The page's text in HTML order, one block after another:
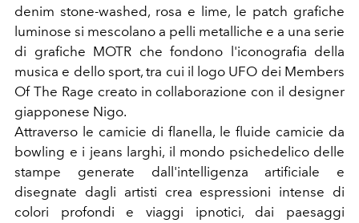
denim stone-washed, rosa e lime, le patch grafiche
luminose si mescolano a pelli metalliche e a una serie
di grafiche MOTR che fondono l'iconografia della
musica e dello sport, tra cui il logo UFO dei Members
Of The Rage creato in collaborazione con il designer
giapponese Nigo.
Attraverso le camicie di flanella, le fluide camicie da
bowling e i jeans larghi, il mondo psichedelico delle
stampe generate dall'intelligenza artificiale e
disegnate dagli artisti crea espressioni intense di
colori profondi e viaggi ipnotici, dai paesaggi